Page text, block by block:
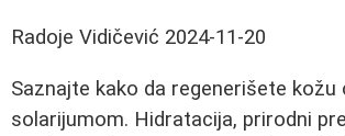
Radoje Vidičević 2024-11-20
Saznajte kako da regenerišete kožu
solarijumom. Hidratacija, prirodni